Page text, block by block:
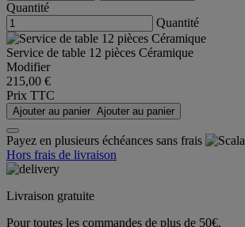
Quantité
Quantité
Service de table 12 pièces Céramique
Modifier
215,00 €
Prix TTC
Ajouter au panier Ajouter au panier
Payez en plusieurs échéances sans frais
Hors frais de livraison
Livraison gratuite
Pour toutes les commandes de plus de 50€.